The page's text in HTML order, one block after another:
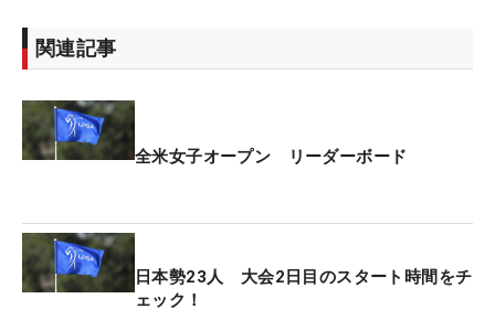
では、右ラフから3Wで放った2打目をグリーン近く
まで運んで、バーディ。「スプーンがいいところま
よりもいいところにいきました」。会心の一打で、
流れを手繰り寄せた。
が割とよかった。大曲りしてなかったので狙いやす
かったですね」と、好調は持続している。その先週
の試合は、2日目に「75」を叩きながら再浮上する
関連記事
全米女子オープン リーダーボード
日本勢23人 大会2日目のスタート時間をチ
ェック！